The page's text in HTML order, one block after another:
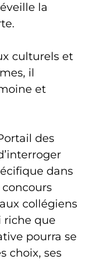
la
culturels et
il
et
des
dans
concours
collégiens
riche que
pourra se
choix, ses